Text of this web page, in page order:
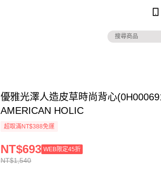
優雅光澤人造皮草時尚背心
AMERICAN HOLIC
超取滿NT$388免運
NT$1,540
NT$693 WEB限定45折